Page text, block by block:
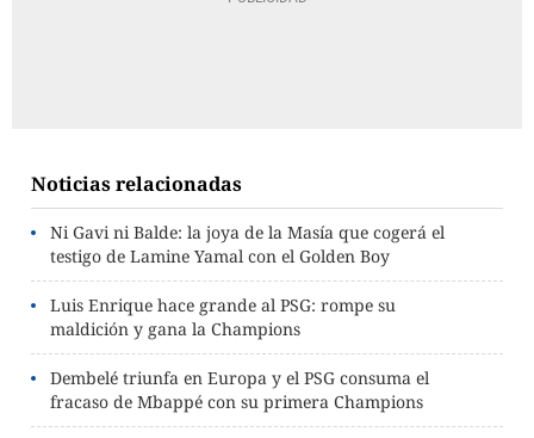
Noticias relacionadas
Ni Gavi ni Balde: la joya de la Masía que cogerá el
testigo de Lamine Yamal con el Golden Boy
Luis Enrique hace grande al PSG: rompe su
maldición y gana la Champions
Dembelé triunfa en Europa y el PSG consuma el
fracaso de Mbappé con su primera Champions